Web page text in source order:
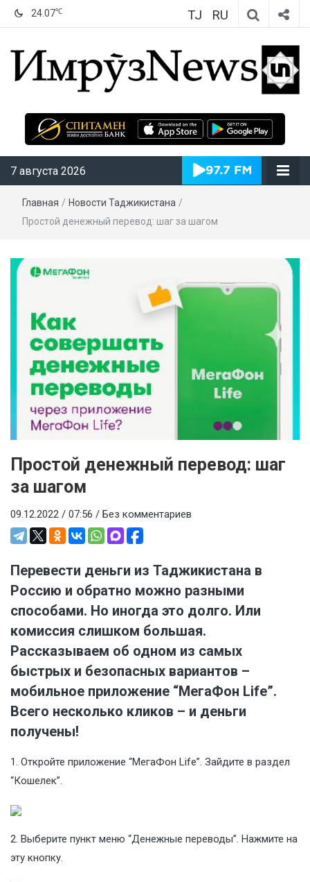
24.07℃ TJ RU
ИмрӯзNews
7 августа 2026
Главная / Новости Таджикистана /
Простой денежный перевод: шаг за шагом
Простой денежный перевод: шаг
за шагом
09.12.2022 / 07:56 / Без комментариев
Перевести деньги из Таджикистана в
Россию и обратно можно разными
способами. Но иногда это долго. Или
комиссия слишком большая.
Рассказываем об одном из самых
быстрых и безопасных вариантов –
мобильное приложение “МегаФон Life”.
Всего несколько кликов – и деньги
получены!
1. Откройте приложение “МегаФон Life”. Зайдите в раздел
“Кошелек”.
2. Выберите пункт меню “Денежные переводы”. Нажмите на
эту кнопку.